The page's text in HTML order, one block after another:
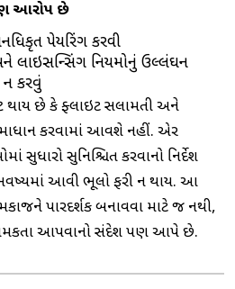
આરોપ છે
પેયરિંગ કરવી
લાઇસન્સિંગ નિયમોનું ઉલ્લંઘન
ન કરવું
થાય છે કે ફ્લાઇટ સલામતી અને
કરવામાં આવશે નહીં. એર
સુધારો સુનિશ્ચિત કરવાનો નિર્દેશ
આવી ભૂલો ફરી ન થાય. આ
પારદર્શક બનાવવા માટે જ નથી,
આપવાનો સંદેશ પણ આપે છે.